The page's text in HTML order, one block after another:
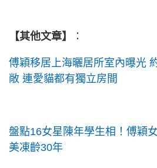
【其他文章】 ：
傅穎移居上海曬居所室內曝光
敞 連愛貓都有獨立房間
盤點16女星陳年學生相！傅穎
美凍齡30年